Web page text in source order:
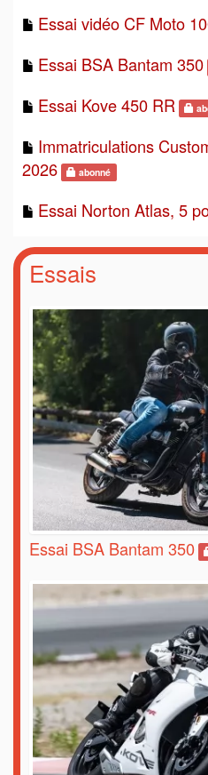
Essai vidéo CF Moto
Essai BSA Bantam 350
Essai Kove 450 RR
Immatriculations
2026
abonné
Essai Norton Atlas, 5
Essais
Essai BSA Bantam 350